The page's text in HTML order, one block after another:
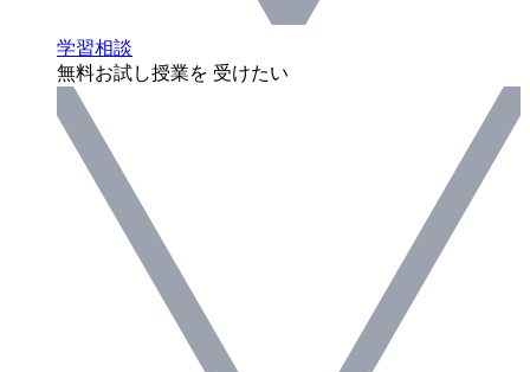
学習相談
無料お試し授業を 受けたい